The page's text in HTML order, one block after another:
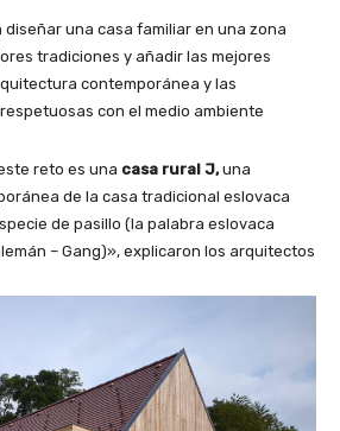
diseñar una casa familiar en una zona
tradiciones y añadir las mejores
contemporánea y las
con el medio ambiente
reto es una casa rural J,una
de la casa tradicional eslovaca
de pasillo (la palabra eslovaca
– Gang)», explicaron los arquitectos